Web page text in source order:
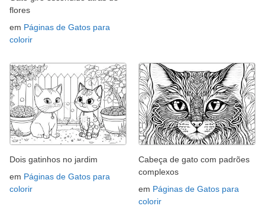
flores
em Páginas de Gatos para
colorir
Dois gatinhos no jardim
em Páginas de Gatos para
colorir
Cabeça de gato com padrões
complexos
em Páginas de Gatos para
colorir